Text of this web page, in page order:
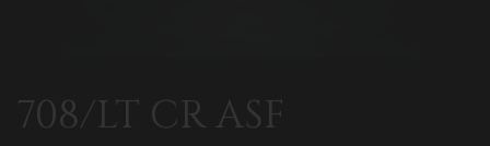
708/LT CR ASF